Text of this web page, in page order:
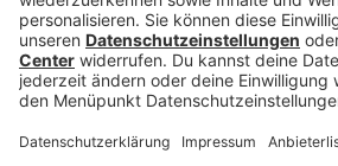
Jetzt abspielen